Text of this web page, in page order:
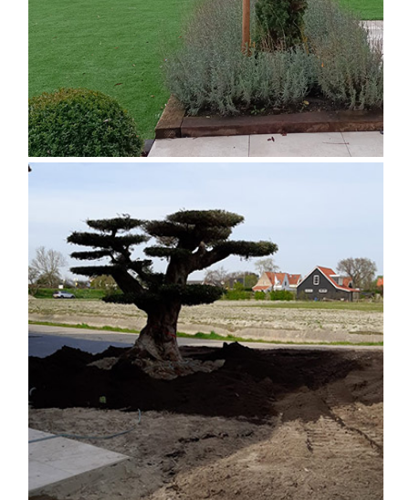
DISEÑO DE JARDÍN EXTERIOR